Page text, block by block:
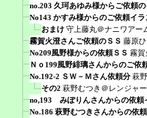
no.203 久珂あゆみ様からご依頼
No143 かすみ様からのご依頼イラ
おまけ 守上藤丸＠ナニワアー
霧賀火澄さんご依頼のＳＳ 藤原
No209風野様からの依頼ＳＳ 霧賀
Ｎｏ199風野緋璃さんからのご依
No.192-2 ＳＷ－Ｍさん依頼分 萩
その2 萩野むつき＠レンジャ
no,193 みぽりんさんからの依頼
No.186 萩野むつきさんからの依頼